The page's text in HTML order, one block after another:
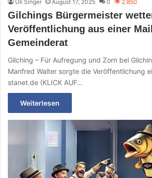
Uli Singer August 17, 2025 0 2.850
Gilchings Bürgermeister
Veröffentlichung aus einer
Gemeinderat
Gilching – Für Aufregung und Zorn bei
Manfred Walter sorgte die Veröffentlichung
stanet.de (KLICK AUF…
Weiterlesen